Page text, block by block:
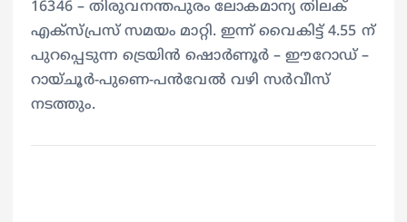
16346 – തിരുവനന്തപുരം ലോകമാന്യ തിലക്
എക്സ്പ്രസ് സമയം മാറ്റി. ഇന്ന് വൈകിട്ട് 4.55 ന്
പുറപ്പെടുന്ന ട്രെയിൻ ഷൊര്‍ണൂര്‍ – ഈറോഡ് –
റായ്‌ചൂര്‍-പുണെ-പൻവേൽ വഴി സര്‍വീസ്
നടത്തും.